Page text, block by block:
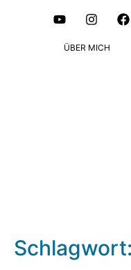
ÜBER MICH